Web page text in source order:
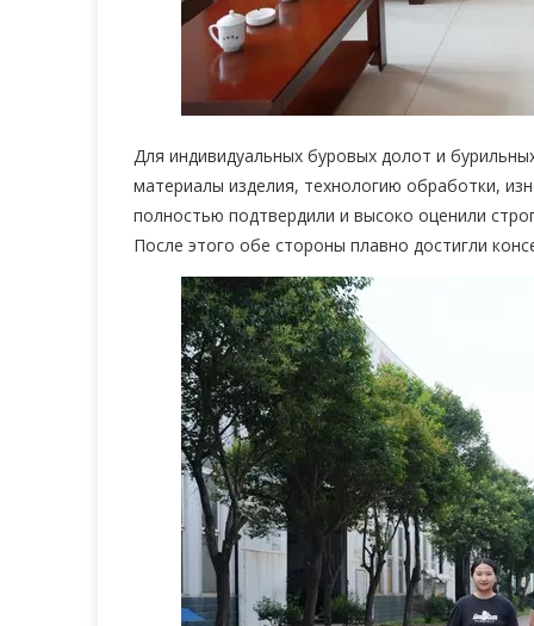
Для индивидуальных буровых долот и
материалы изделия, технологию обработки,
полностью подтвердили и высоко оценили
После этого обе стороны плавно достигли